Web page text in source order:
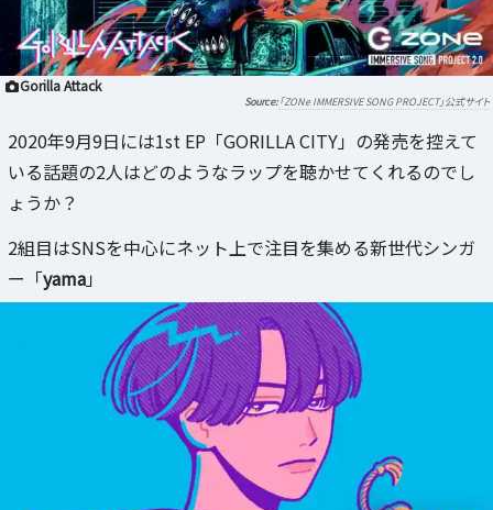
Gorilla Attack
「ZONe IMMERSIVE SONG PROJECT」公式サイト
2020年9月9日には1st EP「GORILLA CITY」の発売を控えて
いる話題の2人はどのようなラップを聴かせてくれるのでし
ょうか？
2組目はSNSを中心にネット上で注目を集める新世代シンガ
ー「yama」